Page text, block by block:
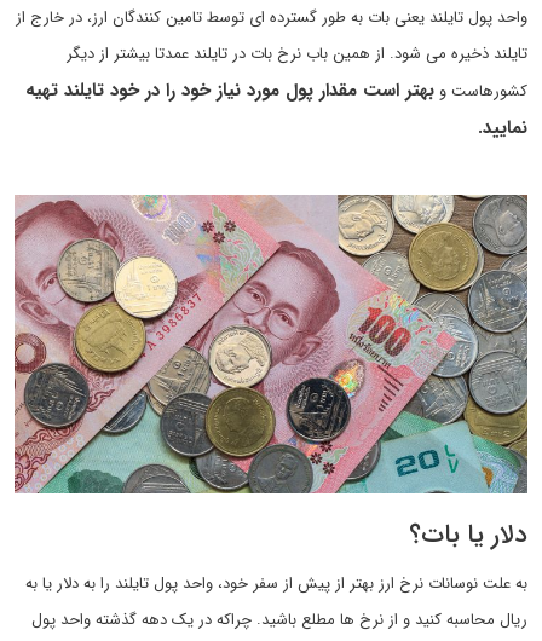
واحد پول تایلند یعنی بات به طور گسترده ای توسط تامین کنندگان ارز، در خارج از
تایلند ذخیره می شود. از همین باب نرخ بات در تایلند عمدتا بیشتر از دیگر
کشورهاست و بهتر است مقدار پول مورد نیاز خود را در خود تایلند تهیه
نمایید.
دلار یا بات؟
به علت نوسانات نرخ ارز بهتر از پیش از سفر خود، واحد پول تایلند را به دلار یا به
ریال محاسبه کنید و از نرخ ها مطلع باشید. چراکه در یک دهه گذشته واحد پول